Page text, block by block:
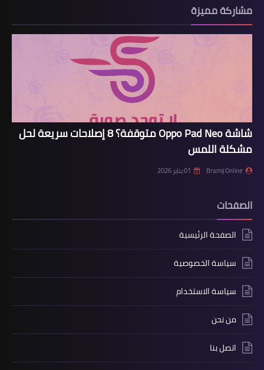
مشاركة مميزة
شاشة Oppo Pad Neo متوقفة؟ 8 إصلاحات سريعة لحل
مشكلة اللمس
Bramij Online 01 يناير 2026
الصفحات
الصفحة الرئيسية
سياسة الخصوصية
سياسة الاستخدام
من نحن
اتصل بنا